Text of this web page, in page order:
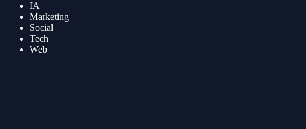
IA
Marketing
Social
Tech
Web